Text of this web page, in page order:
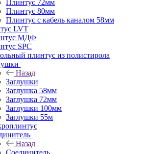
Плинтус 72мм
Плинтус 80мм
Плинтус с кабель каналом 58мм
LVT
МДФ
SPC
плинтус из полистирола
Назад
Заглушки
Заглушка 58мм
Заглушка 72мм
Заглушки 100мм
Заглушки 55м
Назад
Соединитель